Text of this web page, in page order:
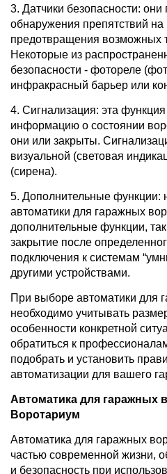
3. Датчики безопасности:
обнаружения препятствий
предотвращения возможных
Некоторые из
безопасности - фотореле
инфракрасный барьер или
4. Сигнализация: эта
информацию о состоянии
они или закрыты.
визуальной (световая
(сирена).
5. Дополнительные функции:
автоматики для гаражных
дополнительные функции,
закрытие после
подключения к системам
другими устройствами.
При выборе автоматики для
необходимо учитывать
особенности конкретной
обратиться к
подобрать и установить
автоматизации для вашего
Автоматика для гаражных
Воротариум
Автоматика для гаражных
частью современной жизни,
и безопасность при